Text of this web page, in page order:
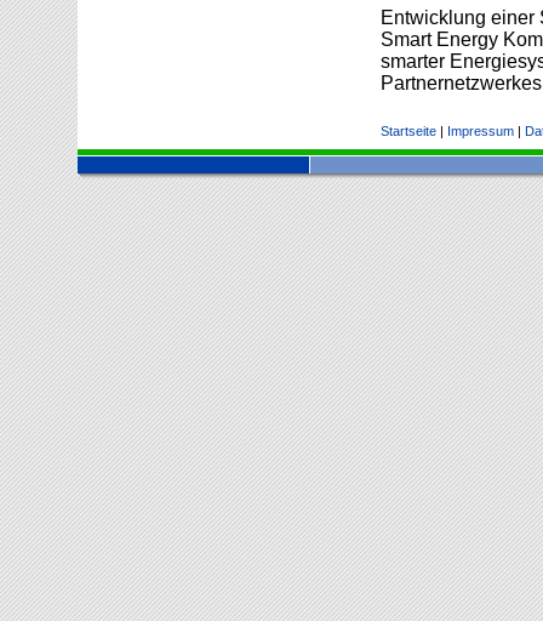
Entwicklung einer
Smart Energy
smarter
Startseite| Impressum|